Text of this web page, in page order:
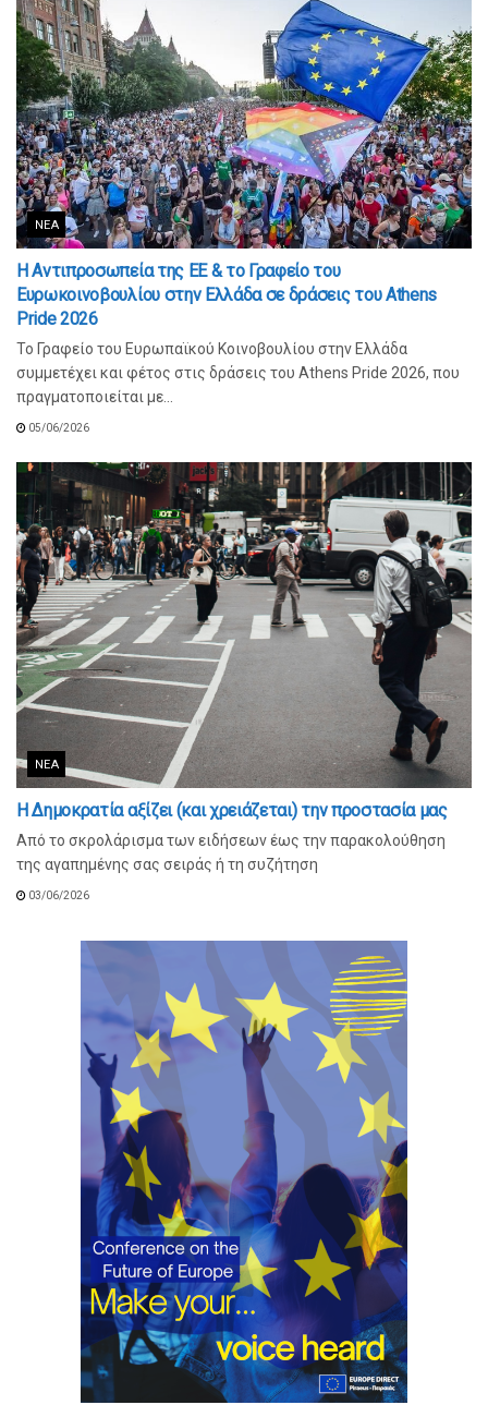
ΝΈΑ
Η Αντιπροσωπεία της ΕΕ & το Γραφείο του
Ευρωκοινοβουλίου στην Ελλάδα σε δράσεις του Athens
Pride 2026
Το Γραφείο του Ευρωπαϊκού Κοινοβουλίου στην Ελλάδα
συμμετέχει και φέτος στις δράσεις του Athens Pride 2026, που
πραγματοποιείται με...
05/06/2026
ΝΈΑ
Η Δημοκρατία αξίζει (και χρειάζεται) την προστασία μας
Από το σκρολάρισμα των ειδήσεων έως την παρακολούθηση
της αγαπημένης σας σειράς ή τη συζήτηση
03/06/2026